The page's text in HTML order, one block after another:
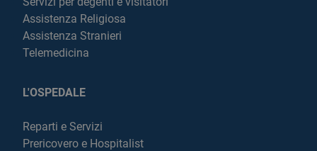
Assistenza Religiosa
Assistenza Stranieri
Telemedicina
L'OSPEDALE
Reparti e Servizi
Prericovero e Hospitalist